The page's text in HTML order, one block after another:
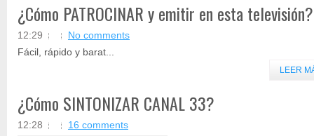
¿Cómo PATROCINAR y emitir en esta televisión?
12:29
No comments
Fácil, rápido y barat...
LEER
¿Cómo SINTONIZAR CANAL 33?
12:28
16 comments